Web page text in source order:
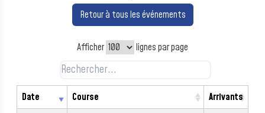
Retour à tous les événements
Afficher lignes par page
Date Course
Arrivants